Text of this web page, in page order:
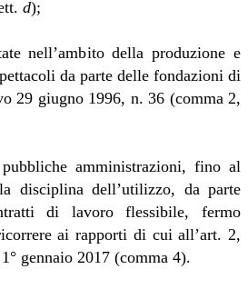
d);
nell’ambito della produzione e
da parte delle fondazioni di
29 giugno 1996, n. 36 (comma 2,
amministrazioni, fino al
disciplina dell’utilizzo, da parte
di lavoro flessibile, fermo
ai rapporti di cui all’art. 2,
gennaio 2017 (comma 4).